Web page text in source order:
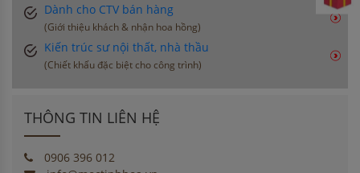
Dành cho CTV bán hàng
(Giới thiệu khách & nhận hoa hồng)
Kiến trúc sư nội thất, nhà thầu
(Chiết khấu đặc biệt cho công trình)
THÔNG TIN LIÊN HỆ
0906 396 012